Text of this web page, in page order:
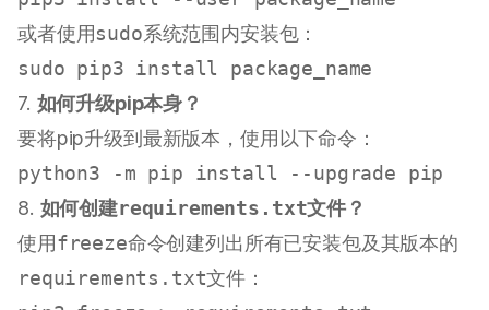
或者使用sudo系统范围内安装包：
sudo
7. 如何升级pip本身？
要将pip升级到最新版本，使用以下命令：
8. 如何创建requirements.txt文件？
使用freeze命令创建列出所有已安装包及其版本的
requirements.txt文件：